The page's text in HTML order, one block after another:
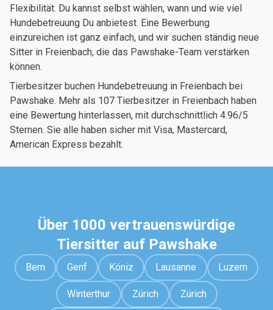
Flexibilität. Du kannst selbst wählen, wann und wie viel
Hundebetreuung Du anbietest. Eine Bewerbung
einzureichen ist ganz einfach, und wir suchen ständig neue
Sitter in Freienbach, die das Pawshake-Team verstärken
können.
Tierbesitzer buchen Hundebetreuung in Freienbach bei
Pawshake. Mehr als 107 Tierbesitzer in Freienbach haben
eine Bewertung hinterlassen, mit durchschnittlich 4.96/5
Sternen. Sie alle haben sicher mit Visa, Mastercard,
American Express bezahlt.
Über 1000 vertrauenswürdige
Tiersitter auf Pawshake
Bern Genf Köniz Lausanne Luzern
Winterthur Zürich Zürich